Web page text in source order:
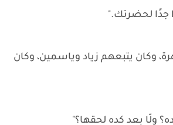
جدًا لحضرتك."
وكان يتبعهم زياد وياسمين، وكان
ولّا بعد كده لحقها؟"